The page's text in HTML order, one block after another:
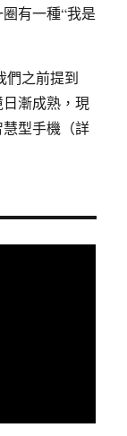
有一種“我是
們之前提到
漸成熟，現
型手機（詳